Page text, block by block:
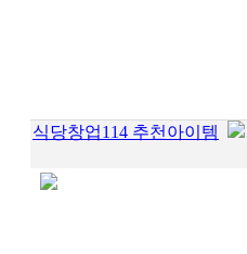
식당창업114 추천아이템